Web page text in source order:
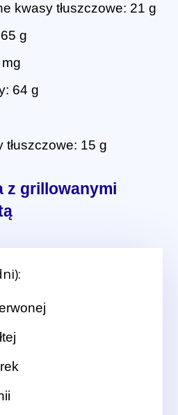
kwasy tłuszczowe: 21 g
g
64 g
15 g
z grillowanymi